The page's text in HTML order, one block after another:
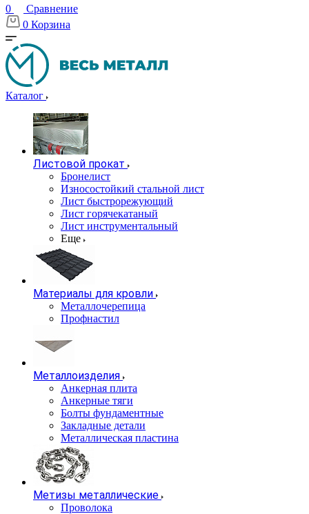
0
Сравнение
0 Корзина
Каталог
Листовой прокат
Бронелист
Износостойкий стальной лист
Лист быстрорежующий
Лист горячекатаный
Лист инструментальный
Еще
Материалы для кровли
Металлочерепица
Профнастил
Металлоизделия
Анкерная плита
Анкерные тяги
Болты фундаментные
Закладные детали
Металлическая пластина
Метизы металлические
Проволока